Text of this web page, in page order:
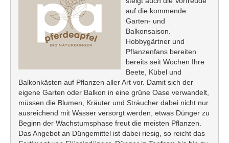
auf die kommende
Garten- und
Balkonsaison.
Hobbygärtner und
Pflanzenfans bereiten
bereits seit Wochen Ihre
Beete, Kübel und
Balkonkästen auf Pflanzen aller Art vor. Damit sich der
eigene Garten oder Balkon in eine grüne Oase verwandelt,
müssen die Blumen, Kräuter und Sträucher dabei nicht nur
ausreichend mit Wasser versorgt werden, etwas Dünger zu
Beginn der Wachstumsphase freut die meisten Pflanzen.
Das Angebot an Düngemittel ist dabei riesig, so reicht das